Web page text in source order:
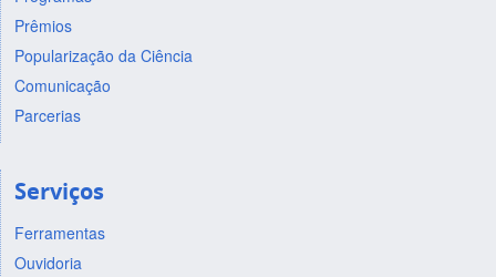
Prêmios
Popularização da Ciência
Comunicação
Parcerias
Serviços
Ferramentas
Ouvidoria